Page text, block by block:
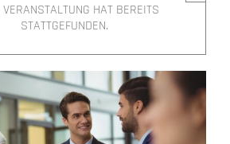
HAT BEREITS
STATTGEFUNDEN.